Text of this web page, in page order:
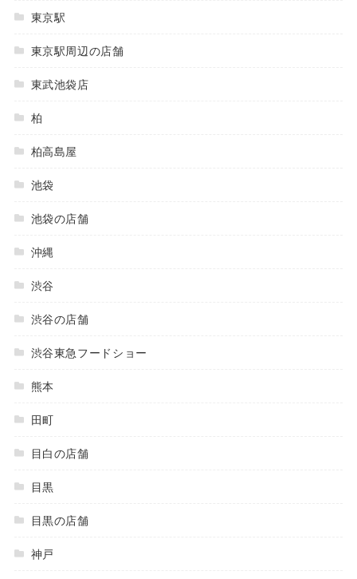
東京駅
東京駅周辺の店舗
東武池袋店
柏
柏高島屋
池袋
池袋の店舗
沖縄
渋谷
渋谷の店舗
渋谷東急フードショー
熊本
田町
目白の店舗
目黒
目黒の店舗
神戸